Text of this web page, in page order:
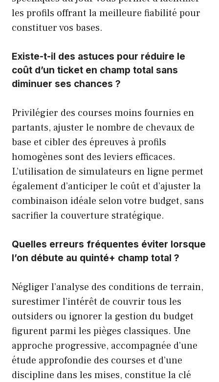
les profils offrant la meilleure fiabilité pour
constituer vos bases.
Existe-t-il des astuces pour réduire le
coût d’un ticket en champ total sans
diminuer ses chances ?
Privilégier des courses moins fournies en
partants, ajuster le nombre de chevaux de
base et cibler des épreuves à profils
homogènes sont des leviers efficaces.
L’utilisation de simulateurs en ligne permet
également d’anticiper le coût et d’ajuster la
combinaison idéale selon votre budget, sans
sacrifier la couverture stratégique.
Quelles erreurs fréquentes éviter lorsque
l’on débute au quinté+ champ total ?
Négliger l’analyse des conditions de terrain,
surestimer l’intérêt de couvrir tous les
outsiders ou ignorer la gestion du budget
figurent parmi les pièges classiques. Une
approche progressive, accompagnée d’une
étude approfondie des courses et d’une
discipline dans les mises, constitue la clé